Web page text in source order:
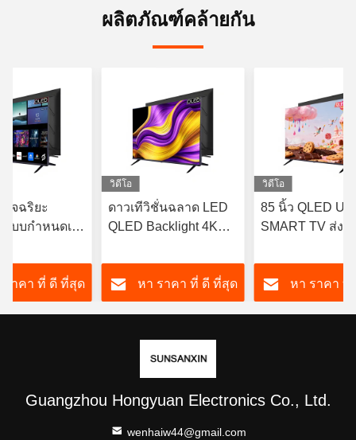
ผลิตภัณฑ์คล้ายกัน
อัจฉริยะ
แบบกำหนดเอง
43/50/65 นิ้ว
TV พร้อม
ทีวี
ราคา ที่ ดี ที่สุด
วิดีโอ
ดาวเทีวิชั่นฉลาด LED
QLED Backlight 4K
2427,32,43โทรทัศน์
HDTV ขนาด 50 นิ้ว
สําหรับโรงแรม
หา ราคา ที่ ดี ที่สุด
วิดีโอ
85 นิ้ว QLED
SMART TV ส่งฟ
หา ราคา ที่
Guangzhou Hongyuan Electronics Co., Ltd.
wenhaiw44@gmail.com